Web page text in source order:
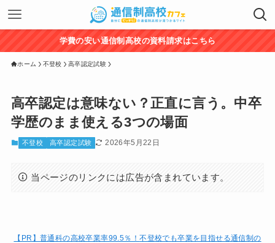
学費の安い通信制高校の資料請求はこちら
ホーム 不登校 高卒認定試験
高卒認定は意味ない？正直に言う。中卒
学歴のまま使える3つの場面
不登校 高卒認定試験 2026年5月22日
当ページのリンクには広告が含まれています。
【PR】普通科の高校卒業率99.5％！不登校でも卒業を目指せる通信制の